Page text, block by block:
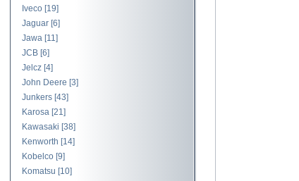
Iveco [19]
Jaguar [6]
Jawa [11]
JCB [6]
Jelcz [4]
John Deere [3]
Junkers [43]
Karosa [21]
Kawasaki [38]
Kenworth [14]
Kobelco [9]
Komatsu [10]